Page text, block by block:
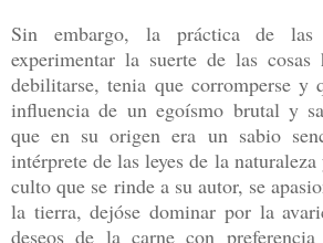
Sin embargo, la práctica de las
experimentar la suerte de las cosas
debilitarse, tenia que corromperse y
influencia de un egoísmo brutal y
que en su origen era un sabio
intérprete de las leyes de la
culto que se rinde a su autor, se
la tierra, dejóse dominar por la
deseos de la carne con